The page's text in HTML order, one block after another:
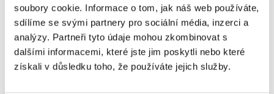
soubory cookie. Informace o tom, jak náš web používáte,
sdílíme se svými partnery pro sociální média, inzerci a
analýzy. Partneři tyto údaje mohou zkombinovat s
dalšími informacemi, které jste jim poskytli nebo které
získali v důsledku toho, že používáte jejich služby.
Plzeňská 8, 150 00 Praha 5 - Anděl
tel.: +420736509250
dnes otevřeno do 21:00
ALOve OC Olympia, Brno